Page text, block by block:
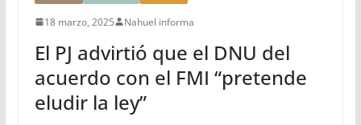
18 marzo, 2025 Nahuel informa
El PJ advirtió que el DNU del
acuerdo con el FMI “pretende
eludir la ley”